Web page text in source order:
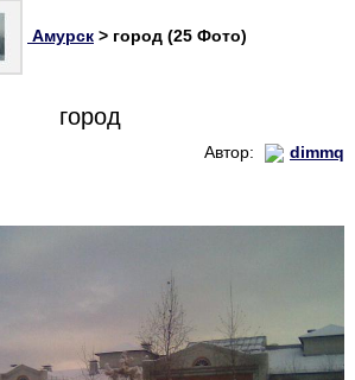
Амурск > город (25 Фото)
город
Автор: dimmq